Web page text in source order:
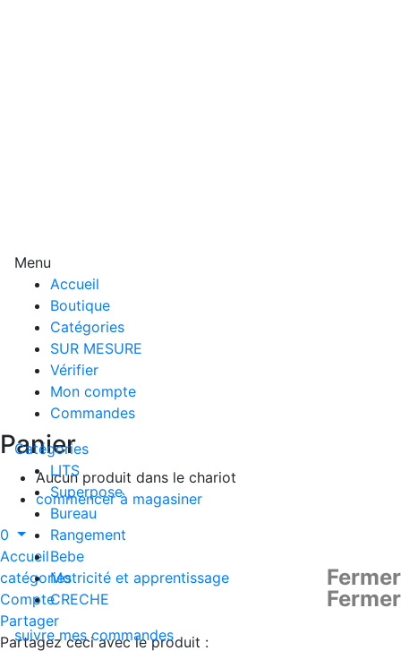
Menu
Accueil
Boutique
Catégories
SUR MESURE
Vérifier
Mon compte
Commandes
Catégories
LITS
Superpose
Bureau
Rangement
Bebe
Motricité et apprentissage
CRECHE
suivre mes commandes
Panier
Aucun produit dans le chariot
commencer à magasiner
0
Accueil
catégories
Fermer
Compte Fermer
Partager
Partagez ceci avec le produit :